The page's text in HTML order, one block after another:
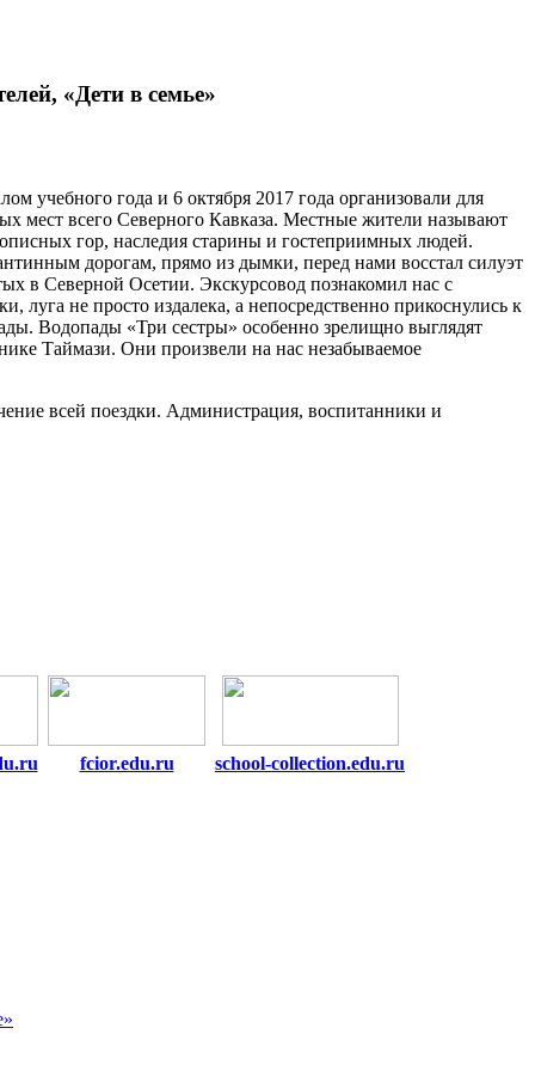
«Дети в семье»
года и 6 октября 2017 года организовали для
мест всего Северного Кавказа. Местные жители называют
гор, наследия старины и гостеприимных людей.
дорогам, прямо из дымки, перед нами восстал силуэт
в Северной Осетии. Экскурсовод познакомил нас с
не просто издалека, а непосредственно прикоснулись к
Водопады «Три сестры» особенно зрелищно выглядят
Таймази. Они произвели на нас незабываемое
всей поездки. Администрация, воспитанники и
fcior.edu.ru school-collection.edu.ru